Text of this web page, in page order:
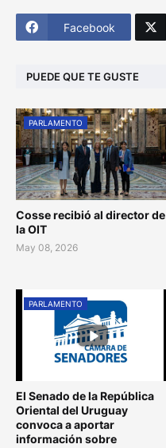
Facebook
PUEDE QUE TE GUSTE
PARLAMENTO
Cosse recibió al director de
la OIT
May 08, 2026
PARLAMENTO
El Senado de la República
Oriental del Uruguay
convoca a aportar
información sobre